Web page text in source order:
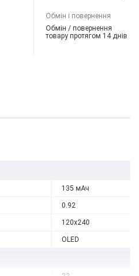
Обмін і повернення
Обмін / повернення
товару протягом 14 днів
135 мАч
0.92
120x240
OLED